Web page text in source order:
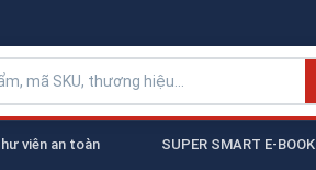
viên an toàn SUPER SMART E-BOOK